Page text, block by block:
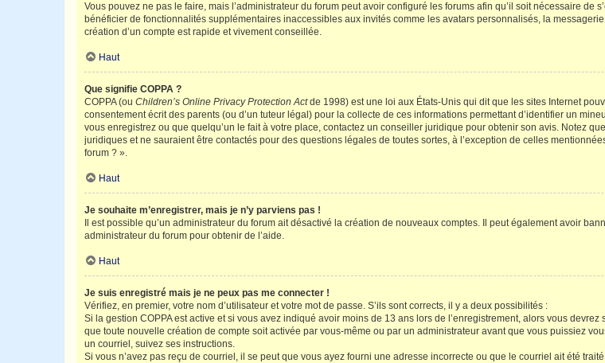
Vous pouvez ne pas le faire, mais l’administrateur du forum peut avoir configuré les forums afin qu’il soit nécessaire de
bénéficier de fonctionnalités supplémentaires inaccessibles aux invités comme les avatars personnalisés, la
création d’un compte est rapide et vivement conseillée.
Haut
Que signifie COPPA ?
COPPA (ou Children’s Online Privacy Protection Actde 1998) est une loi aux États-Unis qui dit que les sites Internet
consentement écrit des parents (ou d’un tuteur légal) pour la collecte de ces informations permettant d’identifier un
vous enregistrez ou que quelqu’un le fait à votre place, contactez un conseiller juridique pour obtenir son avis. Notez
juridiques et ne sauraient être contactés pour des questions légales de toutes sortes, à l’exception de celles
forum ? ».
Haut
Je souhaite m’enregistrer, mais je n’y parviens pas !
Il est possible qu’un administrateur du forum ait désactivé la création de nouveaux comptes. Il peut également avoir
administrateur du forum pour obtenir de l’aide.
Haut
Je suis enregistré mais je ne peux pas me connecter !
Vérifiez, en premier, votre nom d’utilisateur et votre mot de passe. S’ils sont corrects, il y a deux possibilités :
Si la gestion COPPA est active et si vous avez indiqué avoir moins de 13 ans lors de l’enregistrement, alors vous
que toute nouvelle création de compte soit activée par vous-même ou par un administrateur avant que vous puissiez
un courriel, suivez ses instructions.
Si vous n’avez pas reçu de courriel, il se peut que vous ayez fourni une adresse incorrecte ou que le courriel ait été